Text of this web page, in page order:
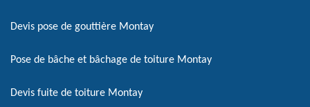
Devis pose de gouttière Montay
Pose de bâche et bâchage de toiture Montay
Devis fuite de toiture Montay